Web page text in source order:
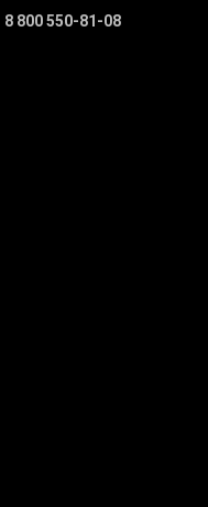
8 800 550-81-08